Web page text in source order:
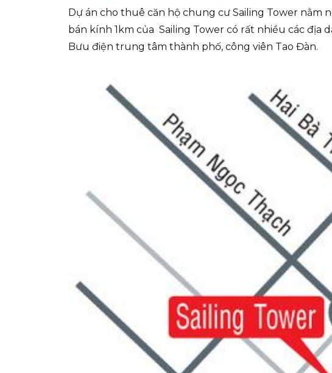
Dự án cho thuê căn hộ chung cư Sailing Tower nằm
bán kính 1km của Sailing Tower có rất nhiều các địa
Bưu điện trung tâm thành phố, công viên Tao Đàn.